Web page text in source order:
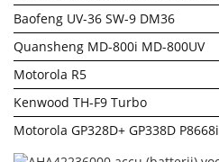
Baofeng UV-36 SW-9 DM36
Quansheng MD-800i MD-800UV
Motorola R5
Kenwood TH-F9 Turbo
Motorola GP328D+ GP338D P8668i